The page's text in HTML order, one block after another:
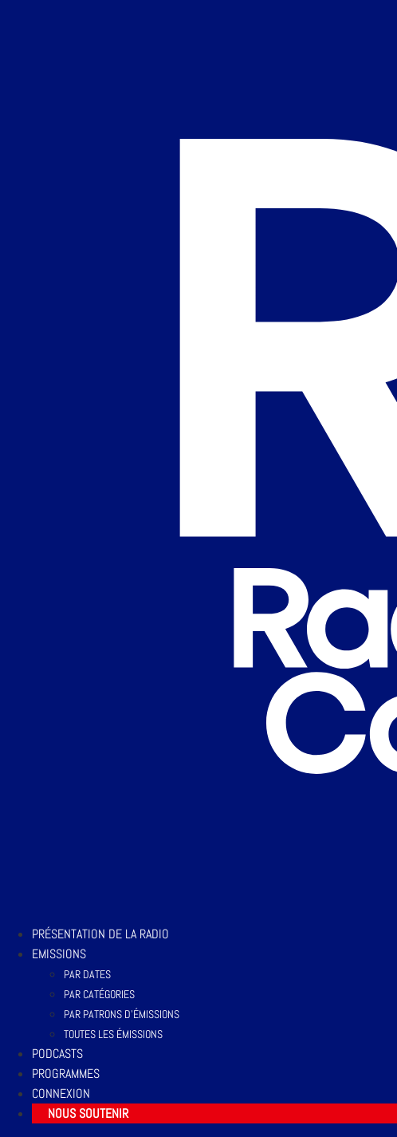
PRÉSENTATION DE LA RADIO
EMISSIONS
PAR DATES
PAR CATÉGORIES
PAR PATRONS D’ÉMISSIONS
TOUTES LES ÉMISSIONS
PODCASTS
PROGRAMMES
CONNEXION
NOUS SOUTENIR